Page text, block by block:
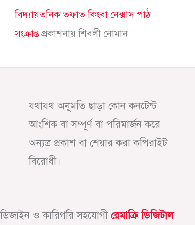
বিদ্যায়তনিক তফাত কিংবা নেক্সাস পাঠ
সংক্রান্তপ্রকাশনায়শিবলী নোমান
যথাযথ অনুমতি ছাড়া কোন কনটেন্ট
আংশিক বা সম্পূর্ণ বা পরিমার্জন করে
অন্যত্র প্রকাশ বা শেয়ার করা কপিরাইট
বিরোধী।
ডিজাইন ও কারিগরি সহযোগী রেমাক্রি ডিজিটাল